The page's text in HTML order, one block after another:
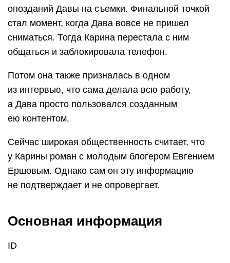
опозданий Давы на съемки. Финальной точкой
стал момент, когда Дава вовсе не пришел
сниматься. Тогда Карина перестала с ним
общаться и заблокировала телефон.
Потом она также призналась в одном
из интервью, что сама делала всю работу,
а Дава просто пользовался созданным
ею контентом.
Сейчас широкая общественность считает, что
у Карины роман с молодым блогером Евгением
Ершовым. Однако сам он эту информацию
не подтверждает и не опровергает.
Основная информация
ID